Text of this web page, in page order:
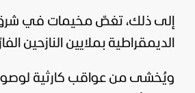
إلى ذلك، تغصّ مخيمات في
الديمقراطية بملايين النازحين
ويُخشى من عواقب كارثية